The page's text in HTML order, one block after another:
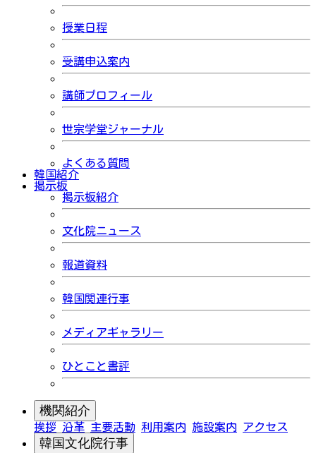
授業日程
受講申込案内
講師プロフィール
世宗学堂ジャーナル
よくある質問
韓国紹介
掲示板
掲示板紹介
文化院ニュース
報道資料
韓国関連行事
メディアギャラリー
ひとこと書評
機関紹介
挨拶 沿革 主要活動 利用案内 施設案内 アクセス
韓国文化院行事